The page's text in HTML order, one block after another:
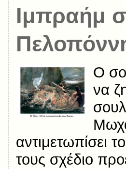
Ιμπραήμ
Ο
να
αντιμετωπίσει
τους σχέδιο